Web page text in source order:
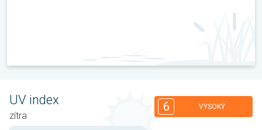
UV index
zítra
6 VYSOKÝ